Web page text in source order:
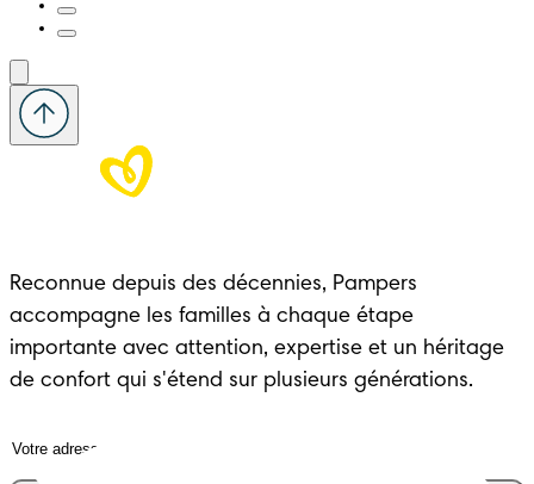
Reconnue depuis des décennies, Pampers
accompagne les familles à chaque étape
importante avec attention, expertise et un héritage
de confort qui s'étend sur plusieurs générations.